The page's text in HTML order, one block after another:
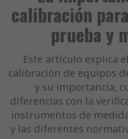
calibración
prueba y
Este artículo explica
calibración de equipos
y su importancia,
diferencias con la
instrumentos de
y las diferentes